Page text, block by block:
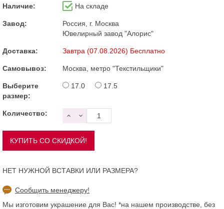
Наличие: На складе
Завод:
Россия, г. Москва
Ювелирный завод "Алорис"
Доставка: Завтра (07.08.2026) Бесплатно
Самовывоз: Москва, метро "Текстильщики"
Выберите
размер:
17.0 17.5
Количество:
НЕТ НУЖНОЙ ВСТАВКИ ИЛИ РАЗМЕРА?
Сообщить менеджеру!
Мы изготовим украшение для Вас! *на нашем производстве, без